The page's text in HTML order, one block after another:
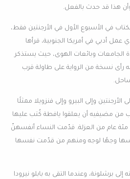
هذا قد حدث بالفعل.
في الأسبوع الأول في الأرجنتين فقط،
أدبي في أمريكا الجنوبية، قرأها
الجامعات وبائعات الهوى، حيث يستذكر
رأى نسخة من الرواية على طاولة قرب
الأرجنتين وإلى البيرو وإلى فنزويلا ممثلًا
من مضيفيه أن يعلقوا يافطة كُتب عليها
عام من العزلة. قدّمت النساء أنفسهنّ
وجهًا لوجه ومنهم من قدّمت نفسها
برشلونة، وعندما التقى به بابلو نيرودا